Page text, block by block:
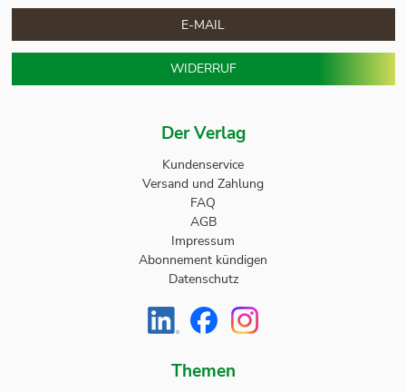
Der Verlag
Kundenservice
Versand und Zahlung
FAQ
AGB
Impressum
Abonnement kündigen
Datenschutz
Themen
E-MAIL
WIDERRUF